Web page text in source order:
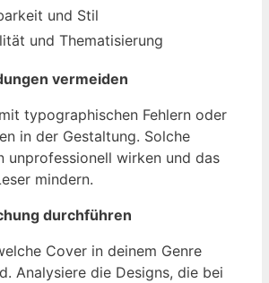
und Stil
und Thematisierung
vermeiden
typographischen Fehlern oder
in der Gestaltung. Solche
unprofessionell wirken und das
mindern.
durchführen
Cover in deinem Genre
Analysiere die Designs, die bei